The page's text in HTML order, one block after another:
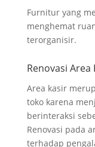
Furnitur yang
menghemat
terorganisir.
Renovasi Area
Area kasir
toko karena
berinteraksi
Renovasi pada
terhadap